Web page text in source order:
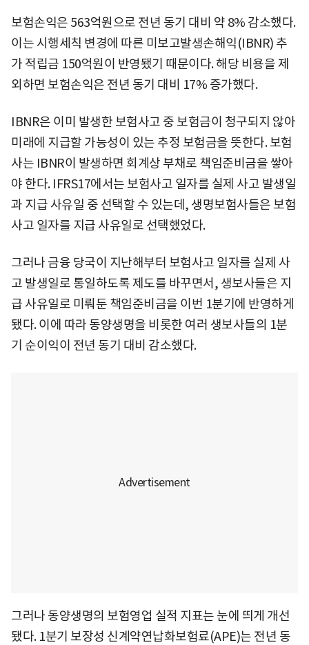
보험손익은 563억원으로 전년 동기 대비 약 8% 감소했다.
이는 시행세칙 변경에 따른 미보고발생손해익(IBNR) 추
가 적립금 150억원이 반영됐기 때문이다. 해당 비용을 제
외하면 보험손익은 전년 동기 대비 17% 증가했다.
IBNR은 이미 발생한 보험사고 중 보험금이 청구되지 않아
미래에 지급할 가능성이 있는 추정 보험금을 뜻한다. 보험
사는 IBNR이 발생하면 회계상 부채로 책임준비금을 쌓아
야 한다. IFRS17에서는 보험사고 일자를 실제 사고 발생일
과 지급 사유일 중 선택할 수 있는데, 생명보험사들은 보험
사고 일자를 지급 사유일로 선택했었다.
그러나 금융 당국이 지난해부터 보험사고 일자를 실제 사
고 발생일로 통일하도록 제도를 바꾸면서, 생보사들은 지
급 사유일로 미뤄둔 책임준비금을 이번 1분기에 반영하게
됐다. 이에 따라 동양생명을 비롯한 여러 생보사들의 1분
기 순이익이 전년 동기 대비 감소했다.
그러나 동양생명의 보험영업 실적 지표는 눈에 띄게 개선
됐다. 1분기 보장성 신계약연납화보험료(APE)는 전년 동